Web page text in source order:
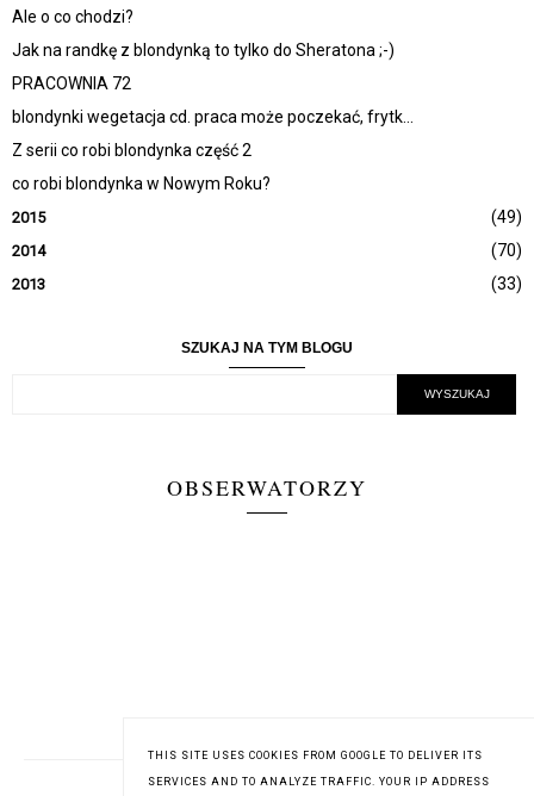
Ale o co chodzi?
Jak na randkę z blondynką to tylko do Sheratona ;-)
PRACOWNIA 72
blondynki wegetacja cd. praca może poczekać, frytk...
Z serii co robi blondynka część 2
co robi blondynka w Nowym Roku?
2015 (49)
2014 (70)
2013 (33)
SZUKAJ NA TYM BLOGU
OBSERWATORZY
THIS SITE USES COOKIES FROM GOOGLE TO DELIVER ITS
SERVICES AND TO ANALYZE TRAFFIC. YOUR IP ADDRESS